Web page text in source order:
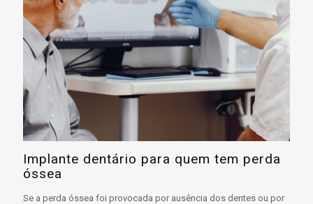
Implante dentário para quem tem perda
óssea
Se a perda óssea foi provocada por ausência dos dentes ou por